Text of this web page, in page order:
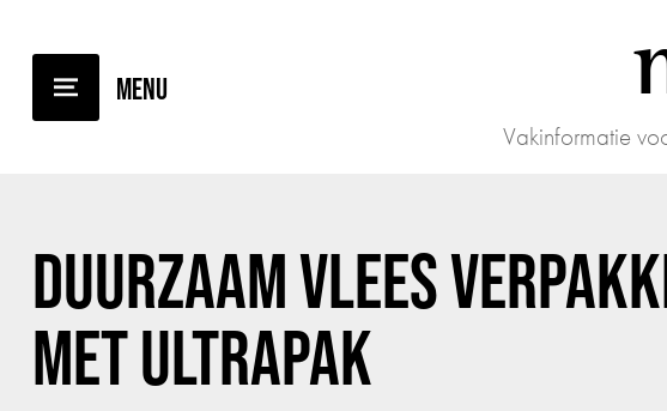
Vakinformatie
DUURZAAM VLEES
MET ULTRAPAK